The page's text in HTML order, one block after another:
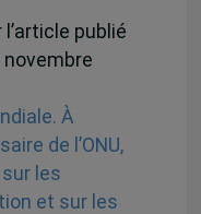
publié
novembre
À
de l’ONU,
les
et sur les